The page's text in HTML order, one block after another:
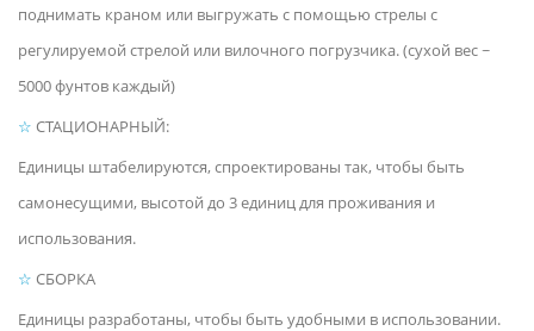
поднимать краном или выгружать с помощью стрелы с
регулируемой стрелой или вилочного погрузчика. (сухой вес ~
5000 фунтов каждый)
☆ СТАЦИОНАРНЫЙ:
Единицы штабелируются, спроектированы так, чтобы быть
самонесущими, высотой до 3 единиц для проживания и
использования.
☆ СБОРКА
Единицы разработаны, чтобы быть удобными в использовании.